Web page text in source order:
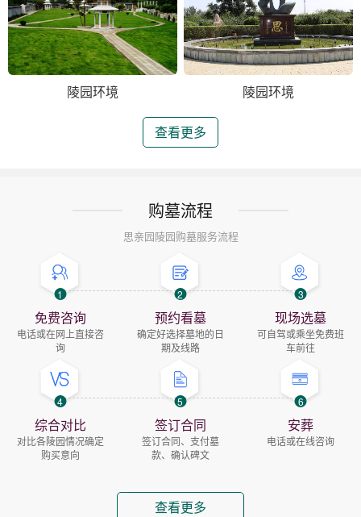
陵园环境 陵园环境
查看更多
购墓流程
思亲园陵园购墓服务流程
1
免费咨询
电话或在网上直接咨
询
2
预约看墓
确定好选择墓地的日
期及线路
3
现场选墓
可自驾或乘坐免费班
车前往
4
综合对比
对比各陵园情况确定
购买意向
5
签订合同
签订合同、支付墓
款、确认碑文
6
安葬
电话或在线咨询
查看更多